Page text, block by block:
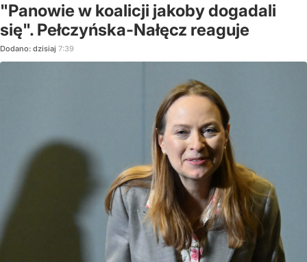
"Panowie w koalicji jakoby dogadali
się". Pełczyńska-Nałęcz reaguje
Dodano: dzisiaj 7:39